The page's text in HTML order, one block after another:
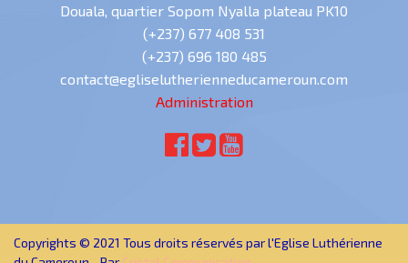
Douala, quartier Sopom Nyalla plateau PK10
(+237) 677 408 531
(+237) 696 180 485
contact@egliselutherienneducameroun.com
Administration
Copyrights © 2021 Tous droits réservés par l'Eglise Luthérienne